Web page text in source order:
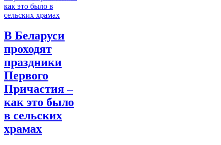
В Беларуси
проходят
праздники
Первого
Причастия –
как это было
в сельских
храмах